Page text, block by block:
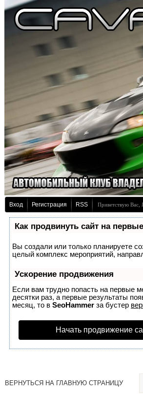
Вход Регистрация RSS Приветствую Вас
Как продвинуть сайт на
Вы создали или только планируете
целый комплекс мероприятий,
Ускорение продвижения
Если вам трудно попасть на первые
десятки раз, а первые результаты
месяц, то в SeoHammer за бустер
Начать продвижение
ВЕРНУТЬСЯ НА ГЛАВНУЮ СТРАНИЦУ